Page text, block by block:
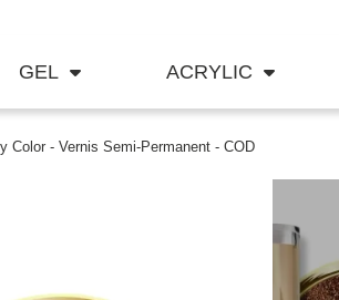
GEL ACRYLIC
Color - Vernis Semi-Permanent - COD